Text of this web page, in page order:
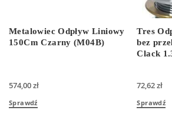
Metalowiec Odpływ Liniowy
150Cm Czarny (M04B)
574,00zł
Sprawdź
Tres
bez
Clack
72,62zł
Sprawdź